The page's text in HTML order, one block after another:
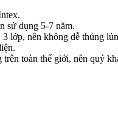
sử dụng 5-7 năm.
lớp, nên không dễ thủng
trên toàn thế giới, nên quý